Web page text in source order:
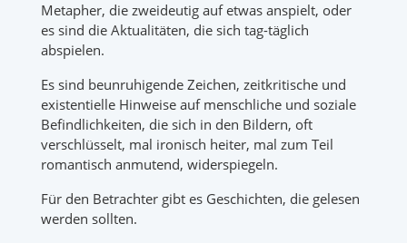
Metapher, die zweideutig auf etwas anspielt, oder
es sind die Aktualitäten, die sich tag-täglich
abspielen.
Es sind beunruhigende Zeichen, zeitkritische und
existentielle Hinweise auf menschliche und soziale
Befindlichkeiten, die sich in den Bildern, oft
verschlüsselt, mal ironisch heiter, mal zum Teil
romantisch anmutend, widerspiegeln.
Für den Betrachter gibt es Geschichten, die gelesen
werden sollten.